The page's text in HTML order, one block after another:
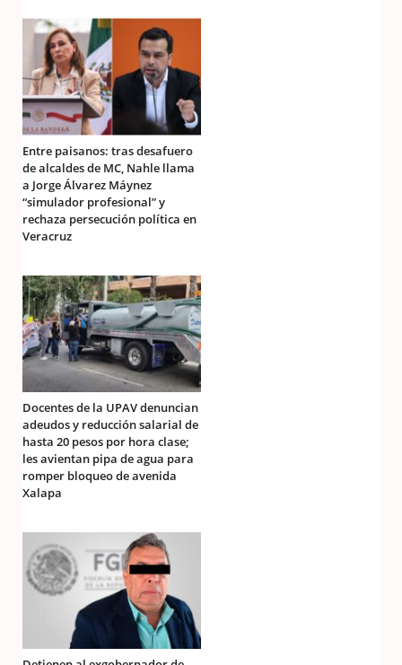
Entre paisanos: tras desafuero
de alcaldes de MC, Nahle llama
a Jorge Álvarez Máynez
“simulador profesional” y
rechaza persecución política en
Veracruz
Docentes de la UPAV denuncian
adeudos y reducción salarial de
hasta 20 pesos por hora clase;
les avientan pipa de agua para
romper bloqueo de avenida
Xalapa